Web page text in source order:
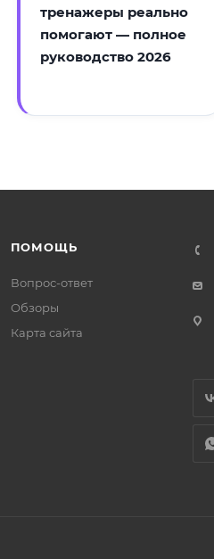
тренажеры реально
помогают — полное
руководство 2026
ПОМОЩЬ
Вопрос-ответ
Обзоры
Карта сайта